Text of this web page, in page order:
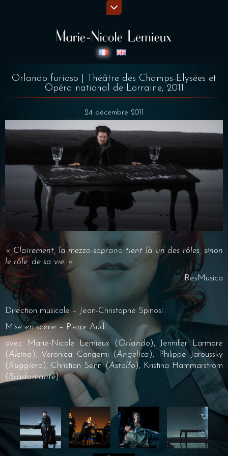
Orlando furioso | Théâtre des Champs-Elysées et
Opéra national de Lorraine, 2011
24 décembre 2011
« Clairement, la mezzo-soprano tient là un des rôles, sinon
le rôle, de sa vie. »
ResMusica
Direction musicale – Jean-Christophe Spinosi
Mise en scène – Pierre Audi
avec Marie-Nicole Lemieux (Orlando), Jennifer Larmore
(Alcina ), Verónica Cangemi (Angelica), Philippe Jaroussky
( Ruggiero ), Christian Senn (Astolfo), Kristina Hammarström
( Bradamante)